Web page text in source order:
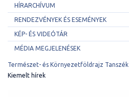
HÍRARCHÍVUM
RENDEZVÉNYEK ÉS ESEMÉNYEK
KÉP- ÉS VIDEÓTÁR
MÉDIA MEGJELENÉSEK
Természet- és Környezetföldrajz Tanszék
Kiemelt hírek